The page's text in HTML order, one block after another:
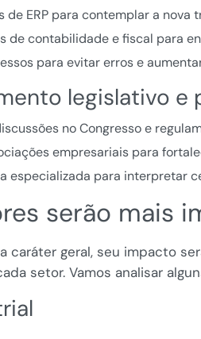
de ERP para contemplar a nova
de contabilidade e fiscal para
para evitar erros e
legislativo e
no Congresso e
empresariais para
especializada para interpretar
serão mais
caráter geral, seu impacto
setor. Vamos analisar